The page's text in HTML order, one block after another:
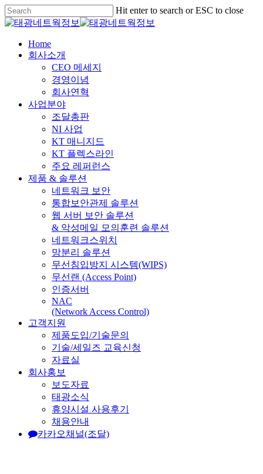
Skip
to
main
content
Hit enter to search or ESC to close
Close
Menu
Home
회사소개
CEO 메세지
경영이념
회사연혁
사업분야
조달총판
NI 사업
KT 매니지드
KT 플렉스라인
주요 레퍼런스
제품 & 솔루션
네트워크 보안
통합보안관제 솔루션
웹 서버 보안 솔루션
& 악성메일 모의훈련 솔루션
네트워크스위치
망분리 솔루션
무선침입방지 시스템(WIPS)
무선랜 (Access Point)
인증서버
NAC
(Network Access Control)
고객지원
제품도입/기술문의
기술/세일즈 교육신청
자료실
회사홍보
보도자료
태광소식
휴양시설 사용후기
채용안내
카카오채널(조달)